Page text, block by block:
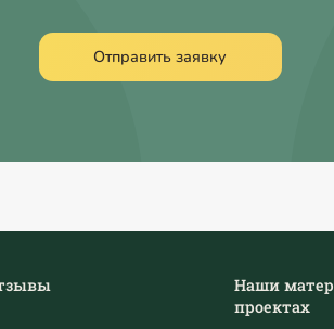
Отправить заявку
Наши
проектах